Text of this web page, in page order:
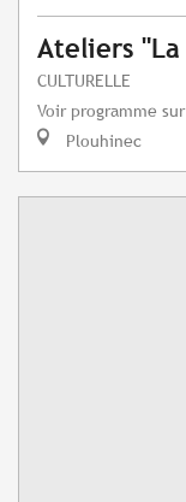
Ateliers
CULTURELLE
Voir programme
Plouhinec